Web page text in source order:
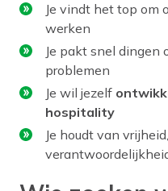
Je vindt het top om
werken
Je pakt snel dingen
problemen
Je wil jezelf
hospitality
Je houdt van